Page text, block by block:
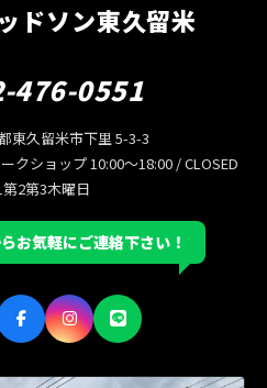
ドソン東久留米
476-0551
東久留米市下里 5-3-3
クショップ 10:00〜18:00 / CLOSED
2第3木曜日
お気軽にご連絡下さい！